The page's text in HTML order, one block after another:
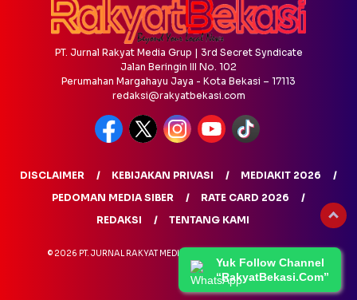
Yuk Follow Channel
“RakyatBekasi.Com”
PT. Jurnal Rakyat Media Grup | 3rd Secret Syndicate
Jalan Beringin III No. 102
Perumahan Margahayu Jaya - Kota Bekasi – 17113
redaksi@rakyatbekasi.com
DISCLAIMER KEBIJAKAN PRIVASI
MEDIAKIT 2026
PEDOMAN MEDIA SIBER
RATE CARD 2026
REDAKSI
TENTANG KAMI
© 2026 PT. JURNAL RAKYAT MEDIA GRUP - ALL RIGHTS RESERVED